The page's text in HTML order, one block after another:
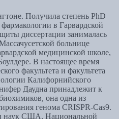
Получила степень PhD
в Гарвардской
диссертации занималась
больнице
медицинской школе,
В настоящее время
факультета и факультета
Калифорнийского
Даудна принадлежит к
она одна из
генома CRISPR-Cas9.
наук США, Национальной